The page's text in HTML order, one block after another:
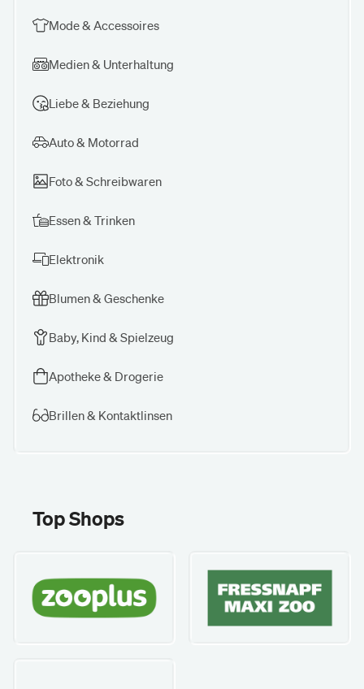
Mode & Accessoires
Medien & Unterhaltung
Liebe & Beziehung
Auto & Motorrad
Foto & Schreibwaren
Essen & Trinken
Elektronik
Blumen & Geschenke
Baby, Kind & Spielzeug
Apotheke & Drogerie
Brillen & Kontaktlinsen
Top Shops